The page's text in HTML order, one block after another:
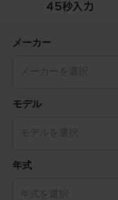
メーカー
モデル
年式